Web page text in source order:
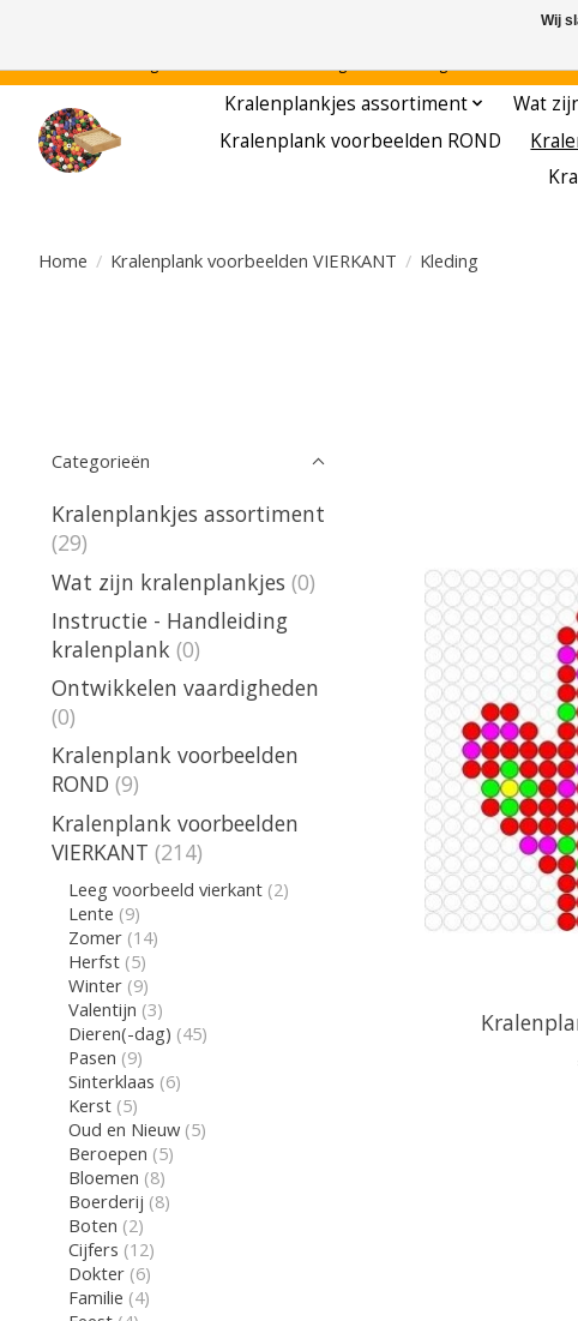
Kralenplankjes assortiment Wat
Kralenplank voorbeelden ROND
Home / Kralenplank voorbeelden VIERKANT / Kleding
Categorieën
Kralenplankjes assortiment
(29)
Wat zijn kralenplankjes (0)
Instructie - Handleiding
kralenplank (0)
Ontwikkelen vaardigheden
(0)
Kralenplank voorbeelden
ROND (9)
Kralenplank voorbeelden
VIERKANT (214)
Leeg voorbeeld vierkant (2)
Lente (9)
Zomer (14)
Herfst (5)
Winter (9)
Valentijn (3)
Dieren(-dag) (45)
Pasen (9)
Sinterklaas (6)
Kerst (5)
Oud en Nieuw (5)
Beroepen (5)
Bloemen (8)
Boerderij (8)
Boten (2)
Cijfers (12)
Dokter (6)
Familie (4)
Wij